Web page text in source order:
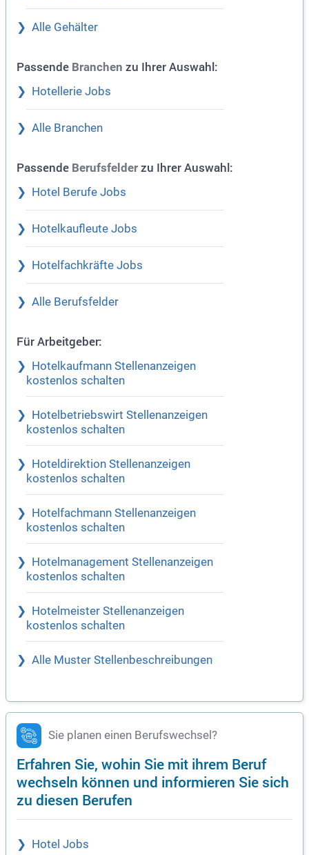
Alle Gehälter
Passende Branchen zu Ihrer Auswahl:
Hotellerie Jobs
Alle Branchen
Passende Berufsfelder zu Ihrer Auswahl:
Hotel Berufe Jobs
Hotelkaufleute Jobs
Hotelfachkräfte Jobs
Alle Berufsfelder
Für Arbeitgeber:
Hotelkaufmann Stellenanzeigen
kostenlos schalten
Hotelbetriebswirt Stellenanzeigen
kostenlos schalten
Hoteldirektion Stellenanzeigen
kostenlos schalten
Hotelfachmann Stellenanzeigen
kostenlos schalten
Hotelmanagement Stellenanzeigen
kostenlos schalten
Hotelmeister Stellenanzeigen
kostenlos schalten
Alle Muster Stellenbeschreibungen
Sie planen einen Berufswechsel?
Erfahren Sie, wohin Sie mit ihrem Beruf
wechseln können und informieren Sie sich
zu diesen Berufen
Hotel Jobs